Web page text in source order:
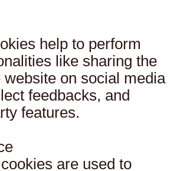
help to perform
like sharing the
website on social media
feedbacks, and
features.
are used to